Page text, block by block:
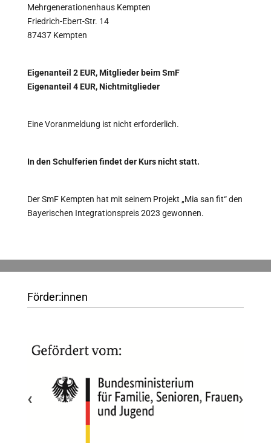
Mehrgenerationenhaus Kempten
Friedrich-Ebert-Str. 14
87437 Kempten
Eigenanteil 2 EUR, Mitglieder beim SmF
Eigenanteil 4 EUR, Nichtmitglieder
Eine Voranmeldung ist nicht erforderlich.
In den Schulferien findet der Kurs nicht statt.
Der SmF Kempten hat mit seinem Projekt „Mia san fit“ den
Bayerischen Integrationspreis 2023 gewonnen.
Förder:innen
‹ ›